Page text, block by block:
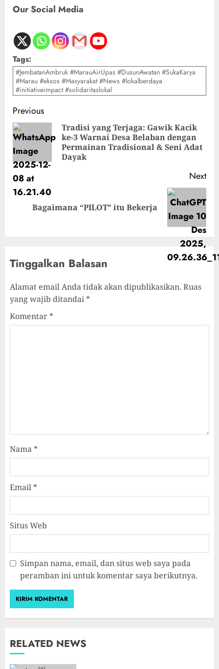
Our Social Media
Tags:
#JembatanAmbruk #MarauAirUpas #DusunAwatan #SukaKarya
#Marau #eksos #Masyarakat #News #lokalberdaya
#initiativeimpact #solidaritaslokal
Previous
Tradisi yang Terjaga: Gawik Kacik
ke-3 Warnai Desa Belaban dengan
Permainan Tradisional & Seni Adat
Dayak
Next
Bagaimana “PILOT” itu Bekerja
Tinggalkan Balasan
Alamat email Anda tidak akan dipublikasikan. Ruas
yang wajib ditandai *
Komentar *
Nama *
Email *
Situs Web
Simpan nama, email, dan situs web saya pada
peramban ini untuk komentar saya berikutnya.
RELATED NEWS